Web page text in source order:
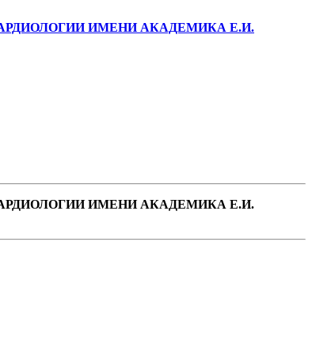
ИМЕНИ АКАДЕМИКА Е.И.
ИМЕНИ АКАДЕМИКА Е.И.